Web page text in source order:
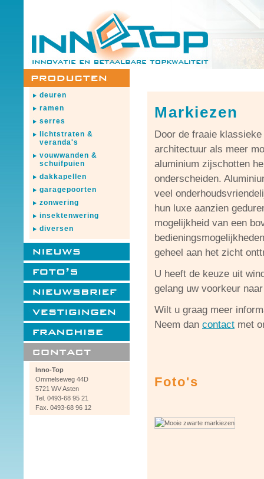
deuren
ramen
serres
lichtstraten &
veranda's
vouwwanden &
schuifpuien
dakkapellen
garagepoorten
zonwering
insektenwering
diversen
Inno-Top
Ommelseweg 44D
5721 WV Asten
Tel. 0493-68 95 21
Fax. 0493-68 96 12
Markiezen
Door de fraaie
architectuur als meer
aluminium zijschotten
onderscheiden.
veel
hun luxe aanzien
mogelijkheid van een
geheel aan het zicht
U heeft de keuze uit
gelang uw voorkeur
Wilt u graag meer
Neem dan contact met
Foto's